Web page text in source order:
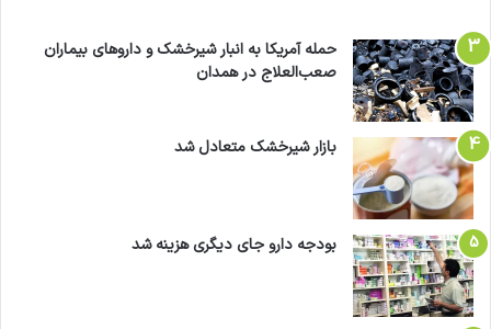
حمله آمریکا به انبار شیرخشک و داروهای بیماران
صعب‌العلاج در همدان
بازار شیرخشک متعادل شد
بودجه دارو جای دیگری هزینه شد